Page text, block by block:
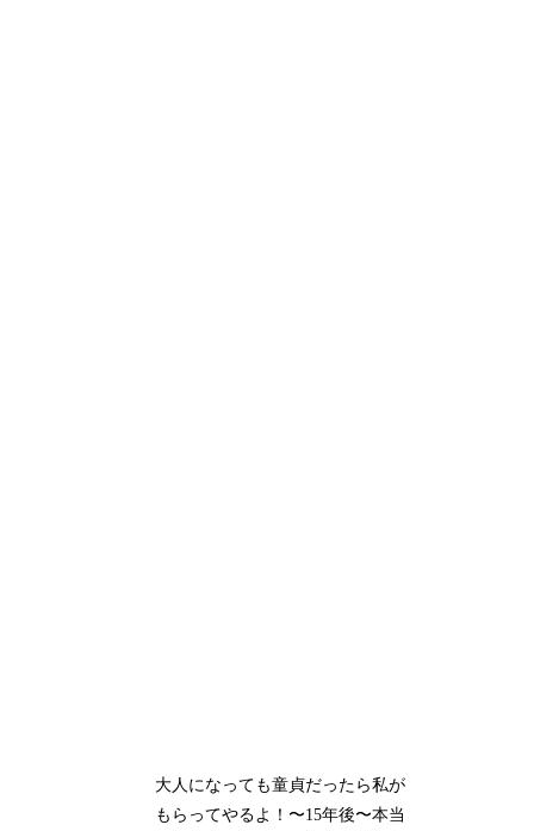
大人になっても童貞だったら私が
もらってやるよ！〜15年後〜本当